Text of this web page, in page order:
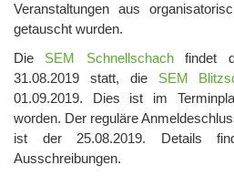
Veranstaltungen aus
getauscht wurden.
Die SEM Schnellschachfindet
31.08.2019 statt, die SEM
01.09.2019. Dies ist im
worden. Der reguläre
ist der 25.08.2019. Details
Ausschreibungen.